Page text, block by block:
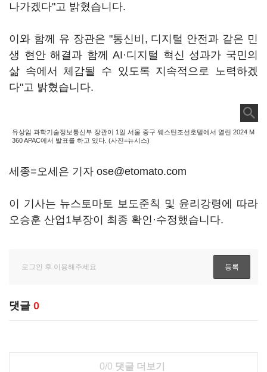
나가겠다"고 밝혔습니다.
이와 함께 유 장관은 "통신비, 디지털 안전과 같은 민
생 현안 해결과 함께 AI·디지털 혁신 성과가 국민의
삶 속에서 체감될 수 있도록 지속적으로 노력하겠
다"고 밝혔습니다.
유상임 과학기술정보통신부 장관이 1일 서울 중구 웨스틴조선호텔에서 열린 2024 M
360 APAC에서 발표를 하고 있다. (사진=뉴시스)
세종=오세은 기자 ose@etomato.com
이 기사는 뉴스토마토 보도준칙 및 윤리강령에 따라
오승훈 산업1부장이 최종 확인·수정했습니다.
댓글 0
0/0 댓글 더보기